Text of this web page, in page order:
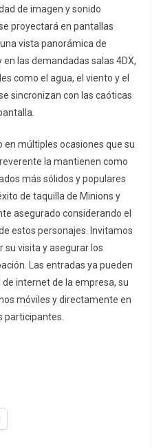
de imagen y sonido
proyectará en pantallas
vista panorámica de
las demandadas salas 4DX,
como el agua, el viento y el
sincronizan con las caóticas
en múltiples ocasiones que su
la mantienen como
más sólidos y populares
de taquilla de Minions y
asegurado considerando el
estos personajes. Invitamos
su visita y asegurar los
Las entradas ya pueden
internet de la empresa, su
móviles y directamente en
participantes.